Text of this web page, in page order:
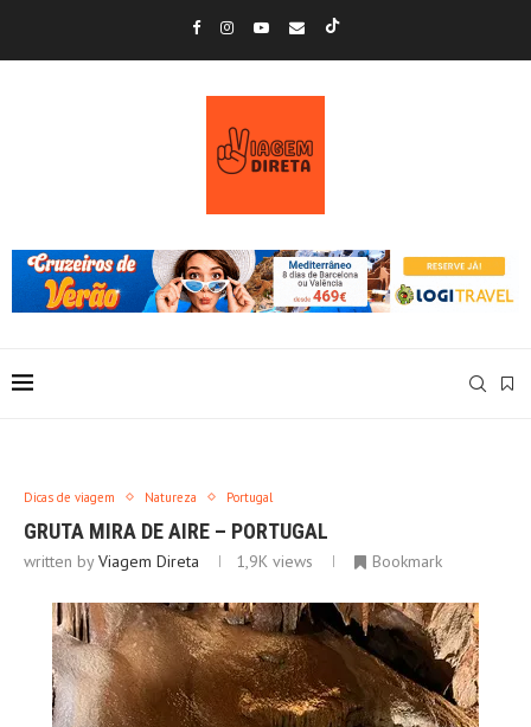
Dicas de viagem Natureza Portugal
GRUTA MIRA DE AIRE – PORTUGAL
written byViagem Direta 1,9K views Bookmark